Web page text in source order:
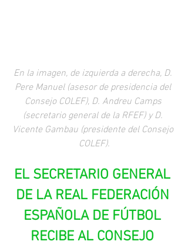
En la imagen, de izquierda a derecha, D.
Pere Manuel (asesor de presidencia del
Consejo COLEF), D. Andreu Camps
(secretario general de la RFEF) y D.
Vicente Gambau (presidente del Consejo
COLEF).
EL SECRETARIO GENERAL
DE LA REAL FEDERACIÓN
ESPAÑOLA DE FÚTBOL
RECIBE AL CONSEJO